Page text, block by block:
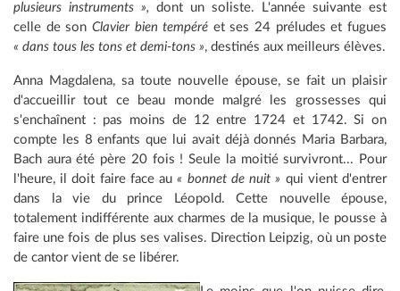
plusieurs instruments », dont un soliste. L'année suivante est
celle de son Clavier bien tempéré et ses 24 préludes et fugues
« dans tous les tons et demi-tons », destinés aux meilleurs élèves.
Anna Magdalena, sa toute nouvelle épouse, se fait un plaisir
d'accueillir tout ce beau monde malgré les grossesses qui
s'enchaînent : pas moins de 12 entre 1724 et 1742. Si on
compte les 8 enfants que lui avait déjà donnés Maria Barbara,
Bach aura été père 20 fois ! Seule la moitié survivront... Pour
l'heure, il doit faire face au« bonnet de nuit » qui vient d'entrer
dans la vie du prince Léopold. Cette nouvelle épouse,
totalement indifférente aux charmes de la musique, le pousse à
faire une fois de plus ses valises. Direction Leipzig, où un poste
de cantor vient de se libérer.